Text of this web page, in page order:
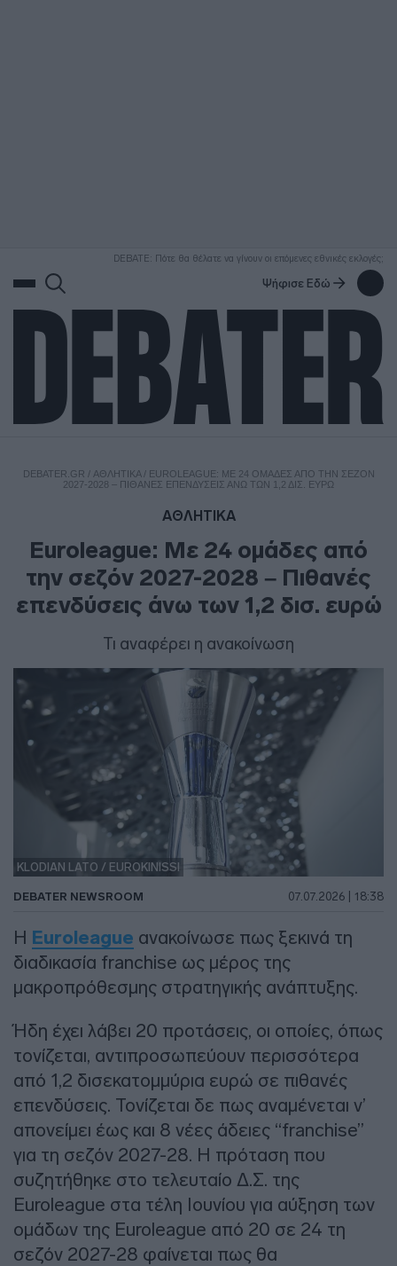
DEBATE: Πότε θα θέλατε να γίνουν οι επόμενες εθνικές εκλογές;
Ψήφισε Εδώ
DEBATER.GR / ΑΘΛΗΤΙΚΑ/ EUROLEAGUE: ΜΕ 24 ΟΜΆΔΕΣ ΑΠΌ ΤΗΝ ΣΕΖΌΝ
2027-2028 – ΠΙΘΑΝΈΣ ΕΠΕΝΔΎΣΕΙΣ ΆΝΩ ΤΩΝ 1,2 ΔΙΣ. ΕΥΡΏ
ΑΘΛΗΤΙΚΑ
Euroleague: Με 24 ομάδες από
την σεζόν 2027-2028 – Πιθανές
επενδύσεις άνω των 1,2 δισ. ευρώ
Τι αναφέρει η ανακοίνωση
KLODIAN LATO / EUROKINISSI
DEBATER NEWSROOM 07.07.2026 | 18:38
Η Euroleague ανακοίνωσε πως ξεκινά τη
διαδικασία franchise ως μέρος της
μακροπρόθεσμης στρατηγικής ανάπτυξης.
Ήδη έχει λάβει 20 προτάσεις, οι οποίες, όπως
τονίζεται, αντιπροσωπεύουν περισσότερα
από 1,2 δισεκατομμύρια ευρώ σε πιθανές
επενδύσεις. Τονίζεται δε πως αναμένεται ν’
απονείμει έως και 8 νέες άδειες “franchise”
για τη σεζόν 2027-28. Η πρόταση που
συζητήθηκε στο τελευταίο Δ.Σ. της
Euroleague στα τέλη Ιουνίου για αύξηση των
ομάδων της Euroleague από 20 σε 24 τη
σεζόν 2027-28 φαίνεται πως θα